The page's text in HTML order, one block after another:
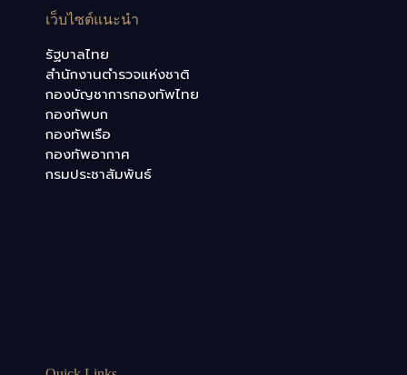
เว็บไซต์แนะนำ
รัฐบาลไทย
สำนักงานตำรวจแห่งชาติ
กองบัญชาการกองทัพไทย
กองทัพบก
กองทัพเรือ
กองทัพอากาศ
กรมประชาสัมพันธ์